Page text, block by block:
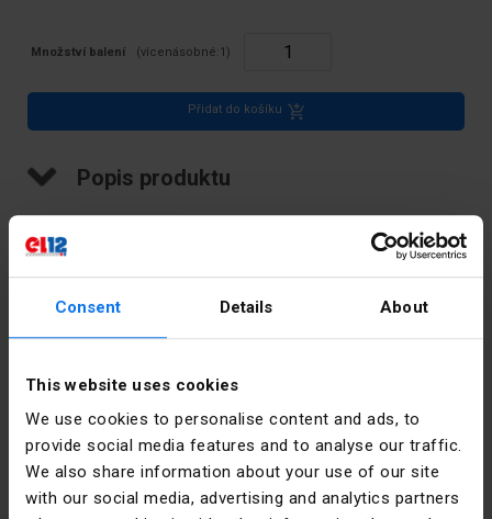
Consent Details About
This website uses cookies
We use cookies to personalise content and ads, to
provide social media features and to analyse our traffic.
We also share information about your use of our site
with our social media, advertising and analytics partners
Množství balení (vícenásobné:1 )
Přidat do košíku
Popis produktu
Popisovač DK 2, Z5 "61-70" bílý
Technické údaje
PKWIU 27.33.13.0
Další technické údaje